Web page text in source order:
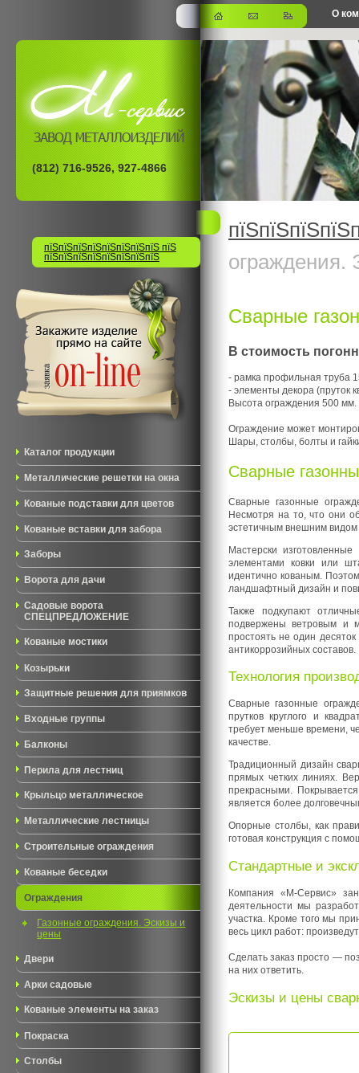
О
офис
(812) 716-9526, 927-4866
пїЅпїЅпїЅпїЅпїЅпїЅпїЅпїЅ пїЅ
пїЅпїЅпїЅпїЅпїЅпїЅпїЅпїЅ
Каталог продукции
Металлические решетки на окна
Кованые подставки для цветов
Кованые вставки для забора
Заборы
Ворота для дачи
Садовые ворота
СПЕЦПРЕДЛОЖЕНИЕ
Кованые мостики
Козырьки
Защитные решения для приямков
Входные группы
Балконы
Перила для лестниц
Крыльцо металлическое
Металлические лестницы
Строительные ограждения
Кованые беседки
Ограждения
Газонные ограждения. Эскизы и
цены
Двери
Арки садовые
Кованые элементы на заказ
Покраска
Столбы
ограждения.
Сварные
В стоимость
- рамка профильная труба
- элементы декора (пруток
Высота ограждения 500 мм.
Ограждение может
Шары, столбы, болты и
Сварные
Сварные газонные
Несмотря на то, что они
эстетичным внешним видом
Мастерски
элементами ковки или
идентично кованым.
ландшафтный дизайн и
Также подкупают
подвержены ветровым и
простоять не один
антикоррозийных составов.
Технология
Сварные газонные
прутков круглого и
требует меньше времени,
качестве.
Традиционный дизайн
прямых четких линиях.
прекрасными.
является более
Опорные столбы, как
готовая конструкция с
Стандартные и
Компания «М-Сервис»
деятельности мы
участка. Кроме того мы
весь цикл работ:
Сделать заказ просто —
на них ответить.
Эскизы и цены